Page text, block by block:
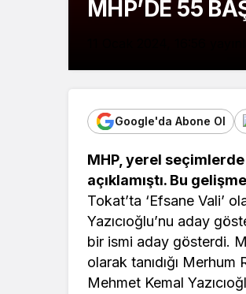
MHP’DE 55
Google'da Abone Ol
MHP, yerel
açıklamıştı. Bu
Tokat’ta ‘Efsane Vali’
Yazıcıoğlu’nu aday
bir ismi aday gösterdi.
olarak tanıdığı Merhum
Mehmet Kemal